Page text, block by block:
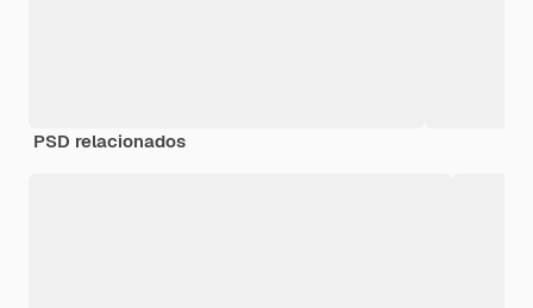
PSD relacionados